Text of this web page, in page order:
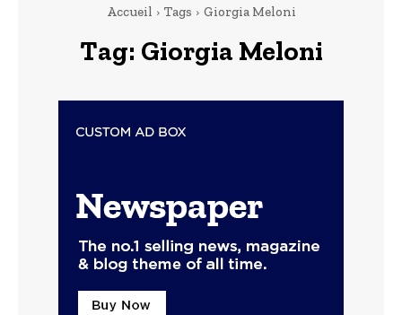
Accueil Tags Giorgia Meloni
Tag: Giorgia Meloni